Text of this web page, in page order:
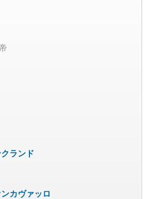
ランド
カヴァッロ